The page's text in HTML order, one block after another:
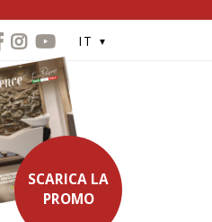
SCARICA LA
PROMO
IT